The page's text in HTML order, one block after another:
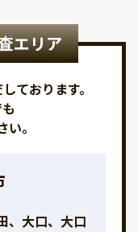
エリア
ております。
。
、大口、大口